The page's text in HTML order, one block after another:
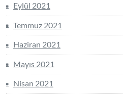
Eylül 2021
Temmuz 2021
Haziran 2021
Mayıs 2021
Nisan 2021